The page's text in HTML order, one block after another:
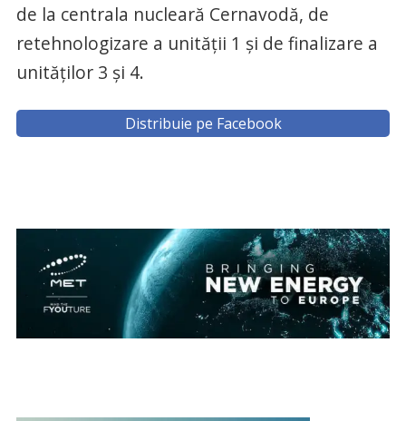
de la centrala nucleară Cernavodă, de
retehnologizare a unității 1 și de finalizare a
unităților 3 și 4.
Distribuie pe Facebook